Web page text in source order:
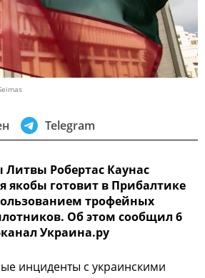
Telegram
Робертас Каунас
якобы готовит в Прибалтике
трофейных
Об этом сообщил 6
Украина.ру
инциденты с украинскими